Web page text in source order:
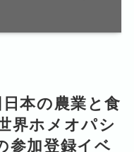
本の農業と食
界ホメオパシ
参加登録イベ